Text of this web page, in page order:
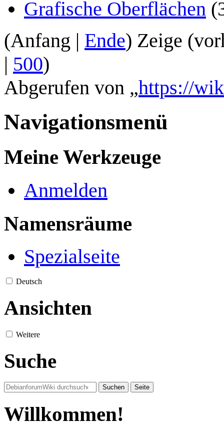
Grafische Oberflächen
(Anfang | Ende) Zeige (
| 500)
Abgerufen von „https://
Navigationsmenü
Meine Werkzeuge
Anmelden
Namensräume
Spezialseite
Deutsch
Ansichten
Weitere
Suche
Willkommen!